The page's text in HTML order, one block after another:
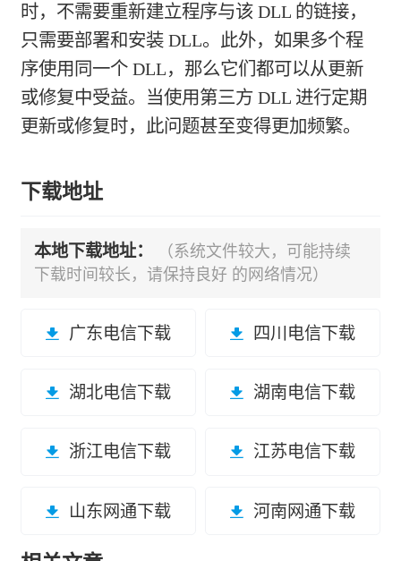
时，不需要重新建立程序与该 DLL 的链接，
只需要部署和安装 DLL。此外，如果多个程
序使用同一个 DLL，那么它们都可以从更新
或修复中受益。当使用第三方 DLL 进行定期
更新或修复时，此问题甚至变得更加频繁。
下载地址
本地下载地址：
（系统文件较大，可能持续
下载时间较长，请保持良好 的网络情况）
广东电信下载 四川电信下载
湖北电信下载 湖南电信下载
浙江电信下载 江苏电信下载
山东网通下载 河南网通下载